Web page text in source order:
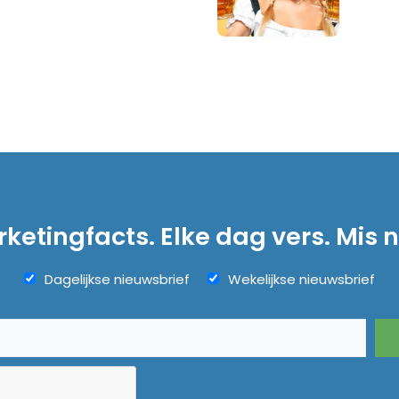
Elke dag vers. Mis
Dagelijkse nieuwsbrief Wekelijkse nieuwsbrief